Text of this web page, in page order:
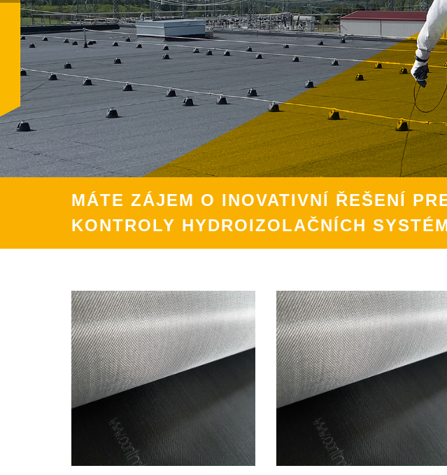
MÁTE ZÁJEM O INOVATIVNÍ ŘEŠENÍ
KONTROLY HYDROIZOLAČNÍCH